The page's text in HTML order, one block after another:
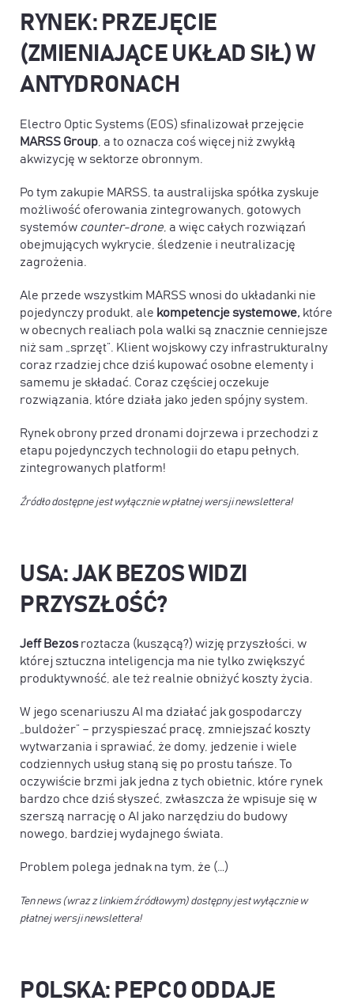
RYNEK: PRZEJĘCIE
(ZMIENIAJĄCE UKŁAD SIŁ) W
ANTYDRONACH
Electro Optic Systems (EOS) sfinalizował przejęcie
MARSS Group, a to oznacza coś więcej niż zwykłą
akwizycję w sektorze obronnym.
Po tym zakupie MARSS, ta australijska spółka zyskuje
możliwość oferowania zintegrowanych, gotowych
systemówcounter-drone, a więc całych rozwiązań
obejmujących wykrycie, śledzenie i neutralizację
zagrożenia.
Ale przede wszystkim MARSS wnosi do układanki nie
pojedynczy produkt, ale kompetencje systemowe, które
w obecnych realiach pola walki są znacznie cenniejsze
niż sam „sprzęt”. Klient wojskowy czy infrastrukturalny
coraz rzadziej chce dziś kupować osobne elementy i
samemu je składać. Coraz częściej oczekuje
rozwiązania, które działa jako jeden spójny system.
Rynek obrony przed dronami dojrzewa i przechodzi z
etapu pojedynczych technologii do etapu pełnych,
zintegrowanych platform!
Źródło dostępne jest wyłącznie w płatnej wersji newslettera!
USA: JAK BEZOS WIDZI
PRZYSZŁOŚĆ?
Jeff Bezosroztacza (kuszącą?) wizję przyszłości, w
której sztuczna inteligencja ma nie tylko zwiększyć
produktywność, ale też realnie obniżyć koszty życia.
W jego scenariuszu AI ma działać jak gospodarczy
„buldożer” – przyspieszać pracę, zmniejszać koszty
wytwarzania i sprawiać, że domy, jedzenie i wiele
codziennych usług staną się po prostu tańsze. To
oczywiście brzmi jak jedna z tych obietnic, które rynek
bardzo chce dziś słyszeć, zwłaszcza że wpisuje się w
szerszą narrację o AI jako narzędziu do budowy
nowego, bardziej wydajnego świata.
Problem polega jednak na tym, że (…)
Ten news (wraz z linkiem źródłowym) dostępny jest wyłącznie w
płatnej wersji newslettera!
POLSKA: PEPCO ODDAJE